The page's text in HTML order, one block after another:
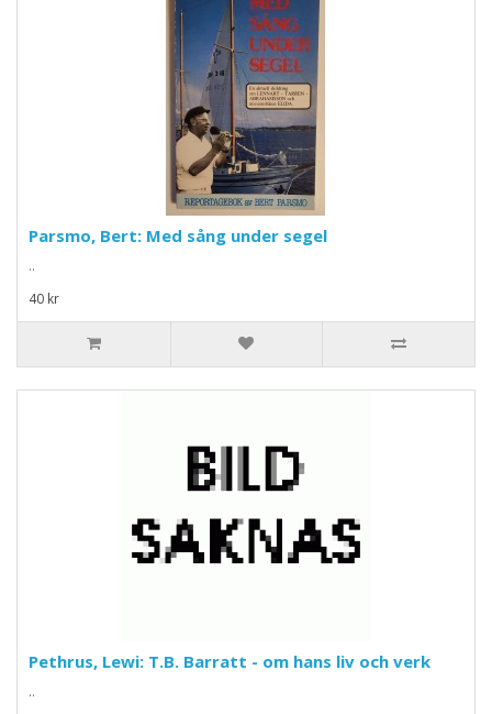
Parsmo, Bert: Med sång under segel
..
40 kr
Pethrus, Lewi: T.B. Barratt - om hans liv och verk
..